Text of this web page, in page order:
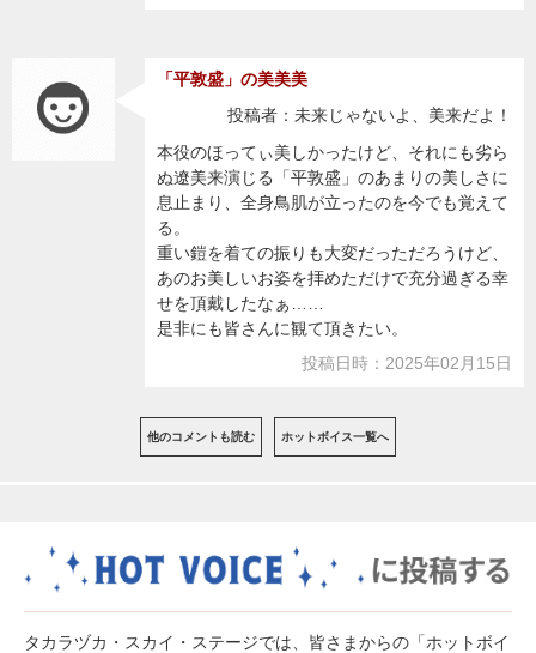
「平敦盛」の美美美
投稿者：未来じゃないよ、美来だよ！
本役のほってぃ美しかったけど、それにも劣ら
ぬ遼美来演じる「平敦盛」のあまりの美しさに
息止まり、全身鳥肌が立ったのを今でも覚えて
る。
重い鎧を着ての振りも大変だっただろうけど、
あのお美しいお姿を拝めただけで充分過ぎる幸
せを頂戴したなぁ……
是非にも皆さんに観て頂きたい。
投稿日時：2025年02月15日
他のコメントも読む ホットボイス一覧へ
タカラヅカ・スカイ・ステージでは、皆さまからの「ホットボイ